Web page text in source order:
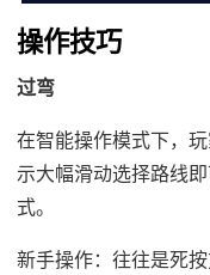
操作技巧
过弯
在智能操作模式下，
示大幅滑动选择路线
式。
新手操作：往往是死按